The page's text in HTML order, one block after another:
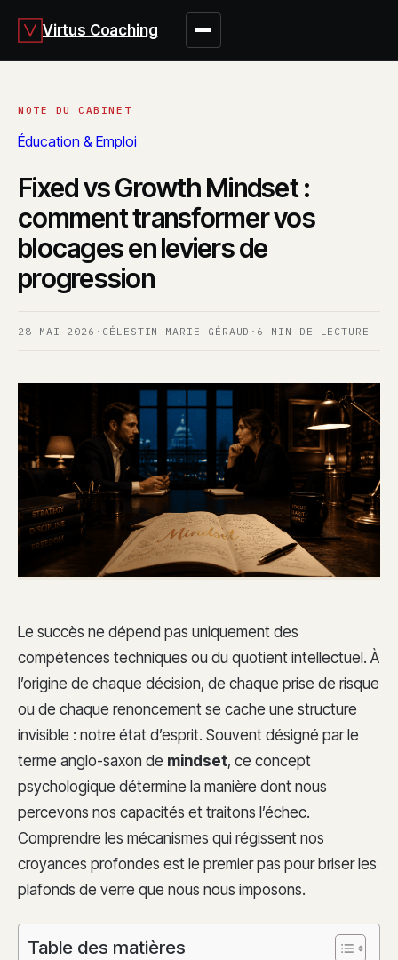
Virtus Coaching
Éducation & Emploi
Fixed vs Growth Mindset :
comment transformer vos
blocages en leviers de
progression
28 MAI 2026 · CÉLESTIN-MARIE GÉRAUD · 6 MIN DE LECTURE
Le succès ne dépend pas uniquement des
compétences techniques ou du quotient intellectuel. À
l’origine de chaque décision, de chaque prise de risque
ou de chaque renoncement se cache une structure
invisible : notre état d’esprit. Souvent désigné par le
terme anglo-saxon de mindset, ce concept
psychologique détermine la manière dont nous
percevons nos capacités et traitons l’échec.
Comprendre les mécanismes qui régissent nos
croyances profondes est le premier pas pour briser les
plafonds de verre que nous nous imposons.
Table des matières